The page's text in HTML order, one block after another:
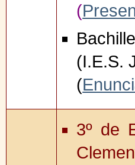
(
(I.E.S.
(
3º de